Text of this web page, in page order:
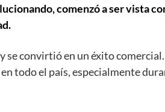
comenzó a ser vista
se convirtió en un éxito comercial.
todo el país, especialmente